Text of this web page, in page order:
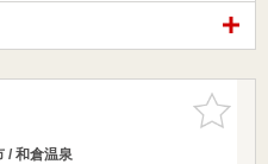
お気に入
りに追加
/ 和倉温泉